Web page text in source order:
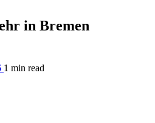
in Bremen
1 min read